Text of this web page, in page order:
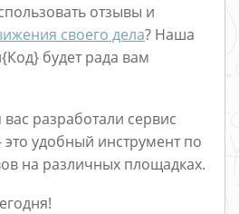
отзывы и
своего дела? Наша
будет рада вам
разработали сервис
это удобный инструмент по
на различных площадках.